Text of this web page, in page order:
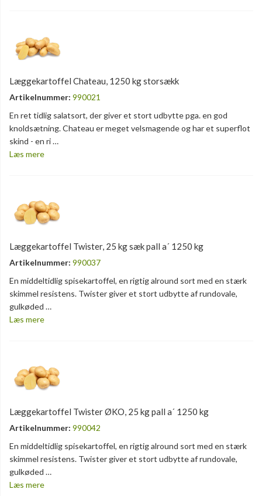
Læggekartoffel Chateau, 1250 kg storsækk
Artikelnummer: 990021
En ret tidlig salatsort, der giver et stort udbytte pga. en god
knoldsætning. Chateau er meget velsmagende og har et superflot
skind - en ri …
Læs mere
Læggekartoffel Twister, 25 kg sæk pall a´ 1250 kg
Artikelnummer: 990037
En middeltidlig spisekartoffel, en rigtig alround sort med en stærk
skimmel resistens. Twister giver et stort udbytte af rundovale,
gulkøded …
Læs mere
Læggekartoffel Twister ØKO, 25 kg pall a´ 1250 kg
Artikelnummer: 990042
En middeltidlig spisekartoffel, en rigtig alround sort med en stærk
skimmel resistens. Twister giver et stort udbytte af rundovale,
gulkøded …
Læs mere